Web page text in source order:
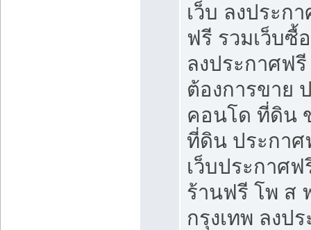
เว็บ ลงประก
ฟรี รวมเว็บซื้
ลงประกาศฟ
ต้องการขาย
คอนโด ที่ดิน
ที่ดิน ประกา
เว็บประกาศ
ร้านฟรี โพ ส
กรุงเทพ ลงป